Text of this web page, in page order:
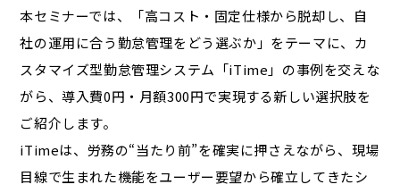
本セミナーでは、「高コスト・固定仕様から脱却し、自
社の運用に合う勤怠管理をどう選ぶか」をテーマに、カ
スタマイズ型勤怠管理システム「iTime」の事例を交えな
がら、導入費0円・月額300円で実現する新しい選択肢を
ご紹介します。
iTimeは、労務の“当たり前”を確実に押さえながら、現場
目線で生まれた機能をユーザー要望から確立してきたシ